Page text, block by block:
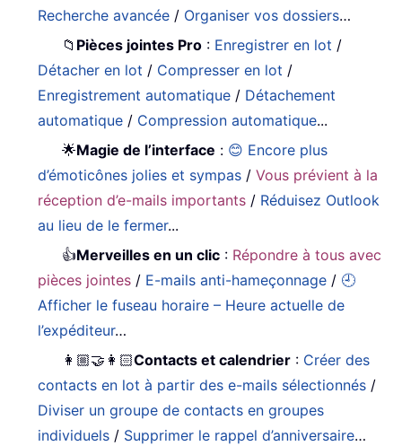
Recherche avancée / Organiser vos dossiers…
📁 Pièces jointes Pro : Enregistrer en lot /
Détacher en lot / Compresser en lot /
Enregistrement automatique / Détachement
automatique / Compression automatique...
🌟Magie de l’interface : 😊 Encore plus
d’émoticônes jolies et sympas /Vous prévient à la
réception d’e-mails importants / Réduisez Outlook
au lieu de le fermer...
👍Merveilles en un clic : Répondre à tous avec
pièces jointes / E-mails anti-hameçonnage / 🕘
Afficher le fuseau horaire – Heure actuelle de
l’expéditeur…
👩🏼‍🤝‍👩🏻Contacts et calendrier : Créer des
contacts en lot à partir des e-mails sélectionnés /
Diviser un groupe de contacts en groupes
individuels / Supprimer le rappel d’anniversaire…